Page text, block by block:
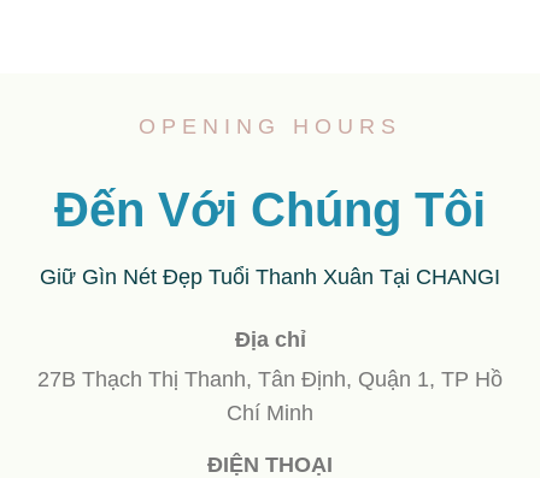
OPENING HOURS
Đến Với Chúng Tôi
Giữ Gìn Nét Đẹp Tuổi Thanh Xuân Tại CHANGI
Địa chỉ
27B Thạch Thị Thanh, Tân Định, Quận 1, TP Hồ
Chí Minh
ĐIỆN THOẠI